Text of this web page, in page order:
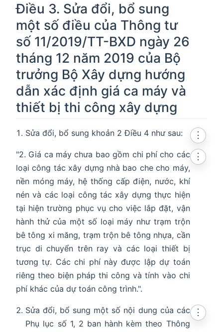
Điều 3. Sửa đổi, bổ sung
một số điều của Thông tư
số 11/2019/TT-BXD ngày 26
tháng 12 năm 2019 của Bộ
trưởng Bộ Xây dựng hướng
dẫn xác định giá ca máy và
thiết bị thi công xây dựng
Sửa đổi, bổ sung khoản 2 Điều 4 như sau:
⋮
"2. Giá ca máy chưa bao gồm chi phí cho các
loại công tác xây dựng nhà bao che cho máy,
nền móng máy, hệ thống cấp điện, nước, khí
nén và các loại công tác xây dựng thực hiện
tại hiện trường phục vụ cho việc lắp đặt, vận
hành thử của một số loại máy như trạm trộn
bê tông xi măng, trạm trộn bê tông nhựa, cần
trục di chuyển trên ray và các loại thiết bị
tương tự. Các chi phí này được lập dự toán
riêng theo biện pháp thi công và tính vào chi
phí khác của dự toán công trình.".
⋮
Sửa đổi, bổ sung một số nội dung của các
Phụ lục số 1, 2 ban hành kèm theo Thông
⋮